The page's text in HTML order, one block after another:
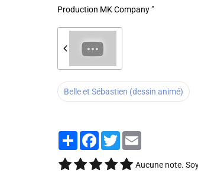
Production MK Company "
Belle et Sébastien (dessin animé)
PartagerFacebook
Twitter
Aucune note.